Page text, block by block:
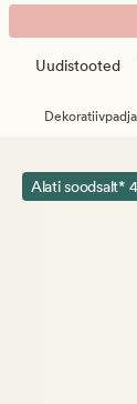
Longwool
lambanahk
naturaalne
banner.
PressUudistooted
Alati soodsalt*